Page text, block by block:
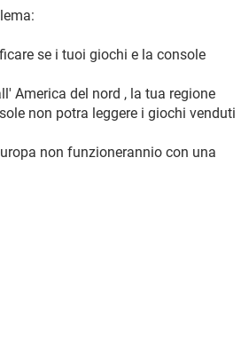
se i tuoi giochi e la console
America del nord , la tua regione
non potra leggere i giochi venduti
non funzionerannio con una